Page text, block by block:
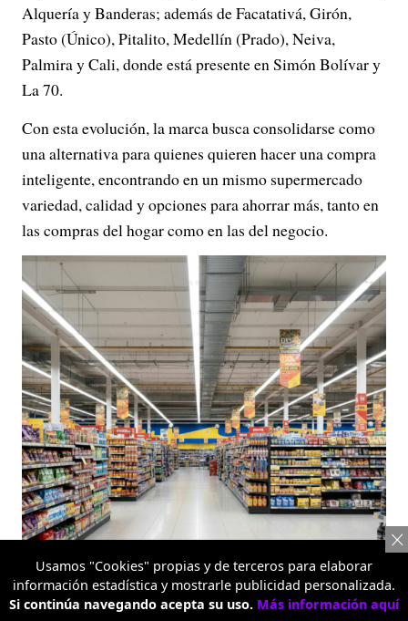
Alquería y Banderas; además de Facatativá, Girón,
Pasto (Único), Pitalito, Medellín (Prado), Neiva,
Palmira y Cali, donde está presente en Simón Bolívar y
La 70.
Con esta evolución, la marca busca consolidarse como
una alternativa para quienes quieren hacer una compra
inteligente, encontrando en un mismo supermercado
variedad, calidad y opciones para ahorrar más, tanto en
las compras del hogar como en las del negocio.
Usamos "Cookies" propias y de terceros para elaborar
información estadística y mostrarle publicidad personalizada.
Si continúa navegando acepta su uso. Más información aquí